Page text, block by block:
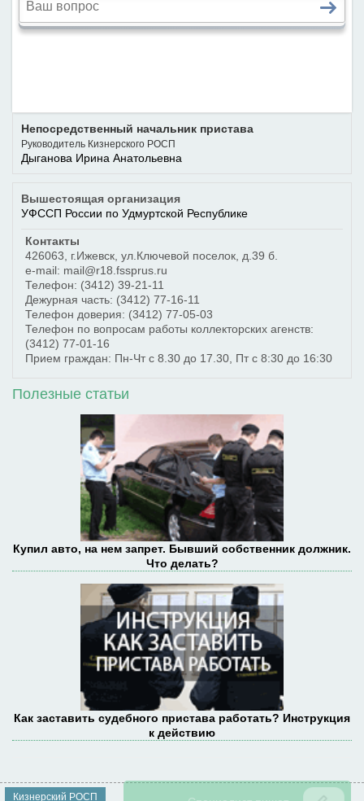
Непосредственный начальник пристава
Руководитель Кизнерского РОСП
Дыганова Ирина Анатольевна
Вышестоящая организация
УФССП России по Удмуртской Республике
Контакты
426063
г.Ижевск ул.Ключевой поселок, д.39 б.
e-mail: mail@r18.fssprus.ru
Телефон: (3412) 39-21-11
Дежурная часть: (3412) 77-16-11
Телефон доверия: (3412) 77-05-03
Телефон по вопросам работы коллекторских агенств:
(3412) 77-01-16
Прием граждан: Пн-Чт с 8.30 до 17.30, Пт с 8:30 до 16:30
Полезные статьи
Купил авто, на нем запрет. Бывший собственник должник.
Что делать?
Как заставить судебного пристава работать? Инструкция
к действию
Кизнерский РОСП